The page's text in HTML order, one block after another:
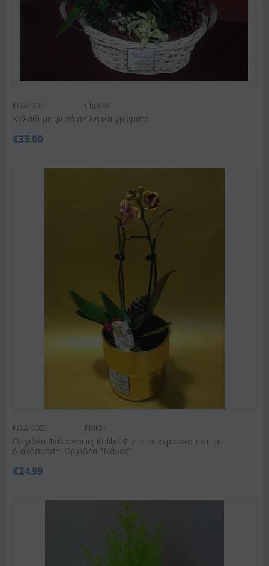
ΚΩΔΙΚΟΣ: Chpl20
Καλάθι με φυτά σε λευκα χρώματα
€35.00
ΚΩΔΙΚΟΣ: Plor24
Ορχιδέα Φαλαίνοψις Kolibri Φυτό σε κεραμικό ποτ με
διακόσμηση. Ορχιδέα "Νάνος"
€24.99